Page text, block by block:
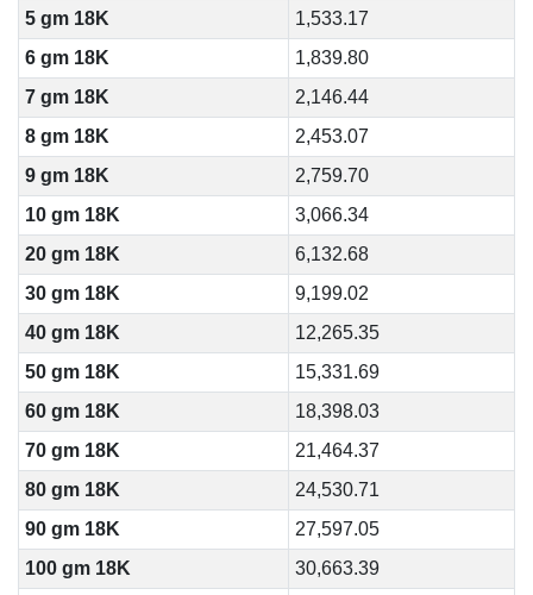
5 gm 18K
1,533.17
6 gm 18K
1,839.80
7 gm 18K
2,146.44
8 gm 18K
2,453.07
9 gm 18K
2,759.70
10 gm 18K
3,066.34
20 gm 18K
6,132.68
30 gm 18K
9,199.02
40 gm 18K
12,265.35
50 gm 18K
15,331.69
60 gm 18K
18,398.03
70 gm 18K
21,464.37
80 gm 18K
24,530.71
90 gm 18K
27,597.05
100 gm 18K
30,663.39